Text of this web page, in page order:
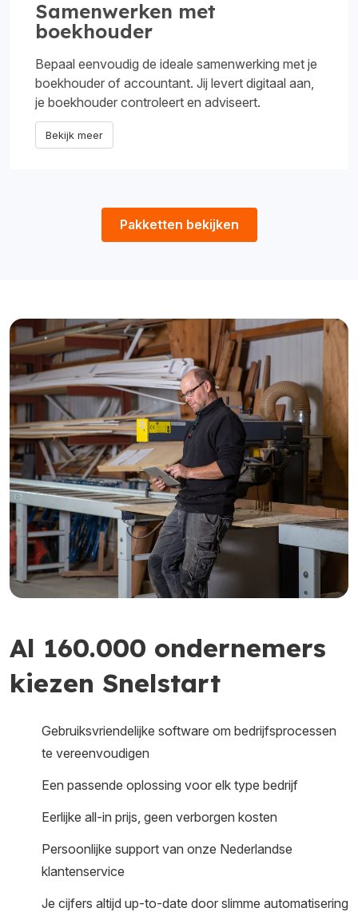
Samenwerken met
boekhouder
Bepaal eenvoudig de ideale samenwerking met je
boekhouder of accountant. Jij levert digitaal aan,
je boekhouder controleert en adviseert.
Bekijk meer
Pakketten bekijken
Al 160.000 ondernemers
kiezen Snelstart
Gebruiksvriendelijke software om bedrijfsprocessen
te vereenvoudigen
Een passende oplossing voor elk type bedrijf
Eerlijke all-in prijs, geen verborgen kosten
Persoonlijke support van onze Nederlandse
klantenservice
Je cijfers altijd up-to-date door slimme automatisering